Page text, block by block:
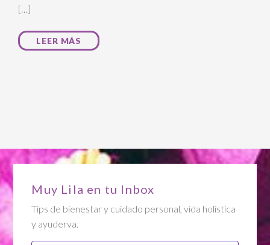
[…]
LEER MÁS
Muy Lila en tu Inbox
Tips de bienestar y cuidado personal, vida holística
y ayuderva.